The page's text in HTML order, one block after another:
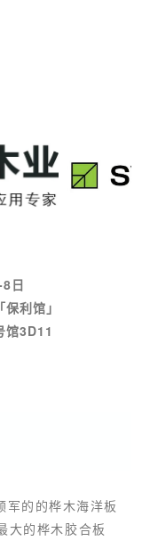
日
利馆」
馆3D11
军的的桦木海洋板
大的桦木胶合板